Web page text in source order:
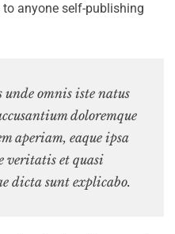
anyone self-publishing
omnis iste natus
doloremque
aperiam, eaque ipsa
veritatis et quasi
dicta sunt explicabo.